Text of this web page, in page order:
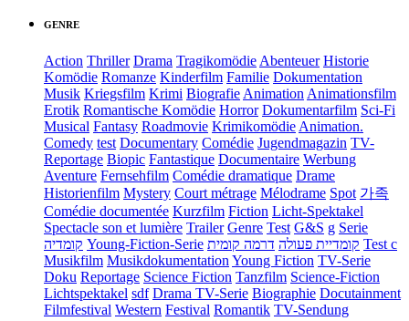
GENRE
Action Thriller Drama Tragikomödie Abenteuer Historie
Komödie Romanze Kinderfilm Familie Dokumentation
Musik Kriegsfilm Krimi Biografie Animation Animationsfilm
Erotik Romantische Komödie Horror Dokumentarfilm Sci-Fi
Musical Fantasy Roadmovie Krimikomödie Animation.
Comedy test Documentary Comédie Jugendmagazin TV-
Reportage Biopic Fantastique Documentaire Werbung
Aventure Fernsehfilm Comédie dramatique Drame
Historienfilm Mystery Court métrage Mélodrame Spot 가족
Comédie documentée Kurzfilm Fiction Licht-Spektakel
Spectacle son et lumière Trailer Genre Test G&S g Serie
קומדיה Young-Fiction-Serie קומדיית פעולה דרמה קומית
Test c
Musikfilm Musikdokumentation Young Fiction TV-Serie
Doku Reportage Science Fiction Tanzfilm Science-Fiction
Lichtspektakel sdf Drama TV-Serie Biographie Docutainment
Filmfestival Western Festival Romantik TV-Sendung